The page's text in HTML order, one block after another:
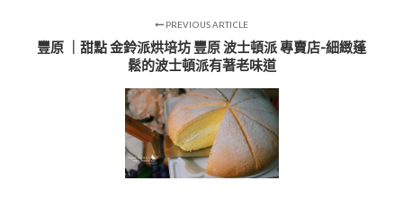
PREVIOUS ARTICLE
豐原 ｜甜點 金鈴派烘培坊 豐原 波士頓派 專賣店-細緻蓬
鬆的波士頓派有著老味道